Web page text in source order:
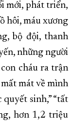
TỈNH KHÁNH HÒA
PHỐ TRỰC THUỘC
BÁO KHÁNH HÒA
mới, phát triển,
hôi, máu xương
bộ đội, thanh
những người
cháu ra trận
mát về mình
sinh,” “tất
hơn 1,2 triệu